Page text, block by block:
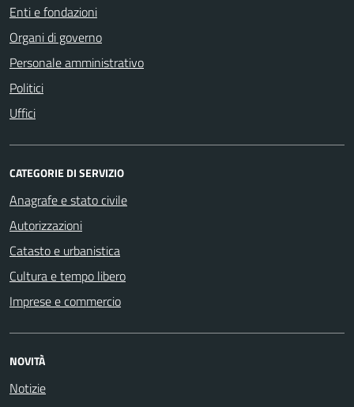
Enti e fondazioni
Organi di governo
Personale amministrativo
Politici
Uffici
CATEGORIE DI SERVIZIO
Anagrafe e stato civile
Autorizzazioni
Catasto e urbanistica
Cultura e tempo libero
Imprese e commercio
NOVITÀ
Notizie